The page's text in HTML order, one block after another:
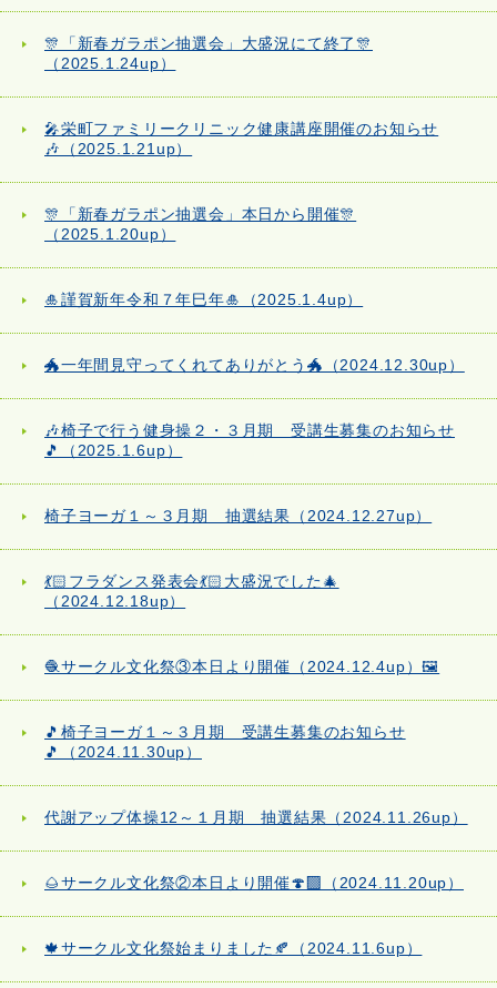
🎊「新春ガラポン抽選会」大盛況にて終了🎊
（2025.1.24up）
🎤栄町ファミリークリニック健康講座開催のお知らせ
🎶（2025.1.21up）
🎊「新春ガラポン抽選会」本日から開催🎊
（2025.1.20up）
🎍謹賀新年令和７年巳年🎍（2025.1.4up）
🐲一年間見守ってくれてありがとう🐲（2024.12.30up）
🎶椅子で行う健身操２・３月期 受講生募集のお知らせ
🎵（2025.1.6up）
椅子ヨーガ１～３月期 抽選結果（2024.12.27up）
💃🏻フラダンス発表会💃🏻大盛況でした🎄
（2024.12.18up）
🧶サークル文化祭③本日より開催（2024.12.4up）🖼️
🎵椅子ヨーガ１～３月期 受講生募集のお知らせ
🎵（2024.11.30up）
代謝アップ体操12～１月期 抽選結果（2024.11.26up）
🌰サークル文化祭②本日より開催🍄‍🟫（2024.11.20up）
🍁サークル文化祭始まりました🍂（2024.11.6up）